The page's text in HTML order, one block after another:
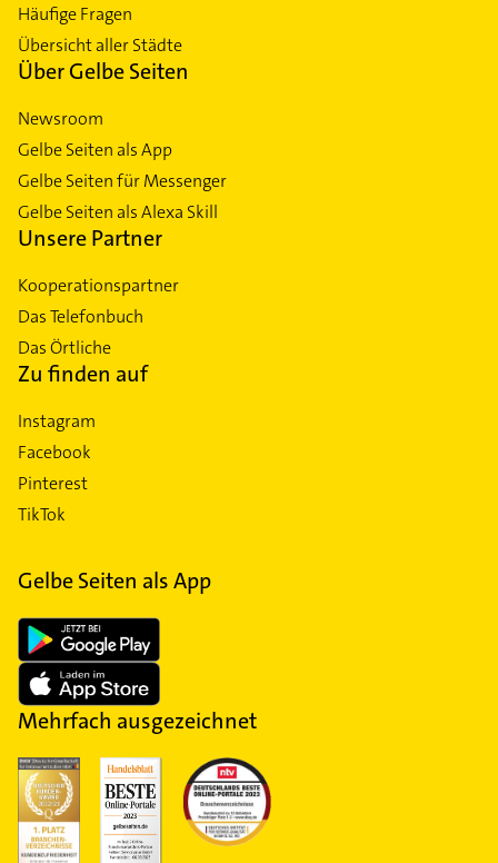
Häufige Fragen
Übersicht aller Städte
Über Gelbe Seiten
Newsroom
Gelbe Seiten als App
Gelbe Seiten für Messenger
Gelbe Seiten als Alexa Skill
Unsere Partner
Kooperationspartner
Das Telefonbuch
Das Örtliche
Zu finden auf
Instagram
Facebook
Pinterest
TikTok
Gelbe Seiten als App
Mehrfach ausgezeichnet